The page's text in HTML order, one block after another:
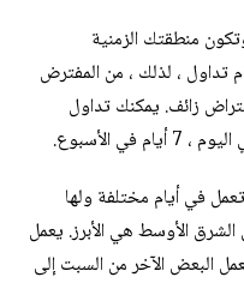
منطقتك الزمنية
تداول ، لذلك ، من المفترض
زائف. يمكنك تداول
في أيام مختلفة ولها
الأوسط هي الأبرز. يعمل
البعض الآخر من السبت إلى